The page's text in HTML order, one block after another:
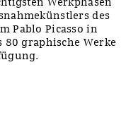
des
Pablo Picasso in
graphische Werke